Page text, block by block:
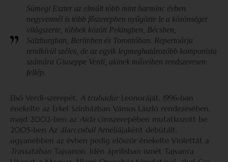
Sümegi Eszter az elmúlt több mint harminc évben
negyvennél is több főszerepben nyűgözte le a közönséget
világszerte, többek között Pekingben, Bécsben,
Salzburgban, Berlinben és Torontóban. Repertoárja
rendkívül széles, de az egyik legmeghatározóbb komponista
számára Giuseppe Verdi, akinek műveiben rendszeresen
fellép.
Első Verdi-szerepét, A trubadúr Leonoráját, 1996-ban
énekelte az Erkel Színházban Vámos László rendezésében,
majd 2002-ben az Aida címszerepében mutatkozott be.
2005-ben Az álarcosbálAmeliájaként debütált,
ugyanebben az évben pedig először énekelte Violettát a
Traviatában Tajvanon. Idén áprilisban ismét Tajvanra